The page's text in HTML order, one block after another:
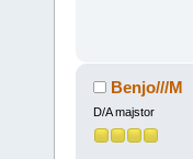
Benjo///M
D/A majstor